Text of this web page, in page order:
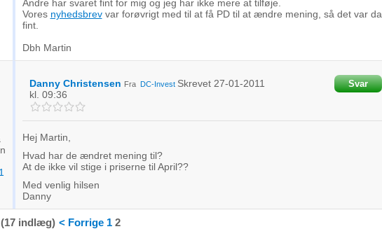
Andre har svaret fint for mig og jeg har ikke mere at tilføje.
Vores nyhedsbrevvar forøvrigt med til at få PD til at ændre mening, så det var da
fint.
Dbh Martin
Danny Christensen Fra DC-Invest Skrevet 27-01-2011
kl. 09:36
Svar
Hej Martin,
Hvad har de ændret mening til?
At de ikke vil stige i priserne til April??
Med venlig hilsen
Danny
(17 indlæg) < Forrige 1 2
kombinationer af oplysninger fra forskellige
indhold
oplysninger